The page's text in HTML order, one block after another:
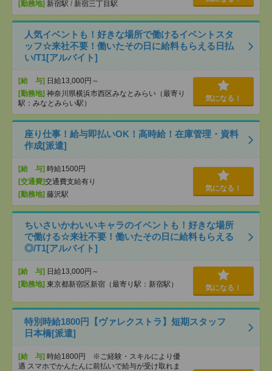
[勤務地] 新宿駅 / 新宿三丁目駅
人気イベントも！好きな場所で働けるイベントスタ
ッフ☆来社不要！働いたその日に給料もらえる日払
い/T1[アルバイト]
[給 与] 日給13,000円～
[勤務地] 神奈川県横浜市西区みなとみらい（最寄り
駅：みなとみらい駅）
気になる！
座り仕事！給与即払いOK！高時給！在庫管理・資料
作成[派遣]
[給 与] 時給1500円
[交通費]交通費支給有り
[勤務地] 藤沢駅
気になる！
ちいさいかわいいキャラのイベントも！好きな場所
で働ける☆来社不要！働いたその日に給料もらえる
◎/T1[アルバイト]
[給 与] 日給13,000円～
[勤務地] 東京都新宿区新宿（最寄り駅：新宿駅） 気になる！
特別時給1800円【ヴァレクストラ】短期スタッフ
日本橋[派遣]
[給 与] 時給1800円 ※ご経験・スキルにより優
遇 スマホでかんたんに前払いで給与が受け取れま